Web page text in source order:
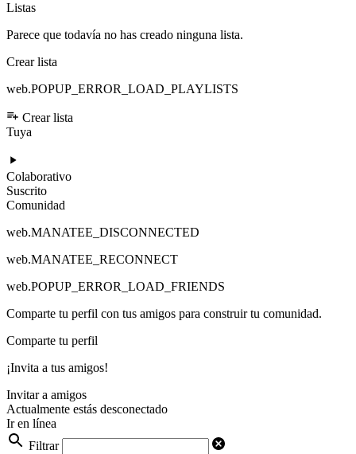
Listas
Parece que todavía no has creado ninguna lista.
Crear lista
web.POPUP_ERROR_LOAD_PLAYLISTS
Crear lista
Tuya
Colaborativo
Suscrito
Comunidad
web.MANATEE_DISCONNECTED
web.MANATEE_RECONNECT
web.POPUP_ERROR_LOAD_FRIENDS
Comparte tu perfil con tus amigos para construir tu comunidad.
Comparte tu perfil
¡Invita a tus amigos!
Invitar a amigos
Actualmente estás desconectado
Ir en línea
Filtrar